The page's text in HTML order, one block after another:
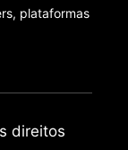
plataformas
direitos